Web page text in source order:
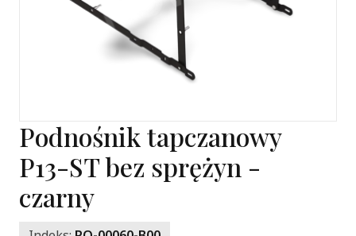
Podnośnik tapczanowy
P13-ST bez sprężyn -
czarny